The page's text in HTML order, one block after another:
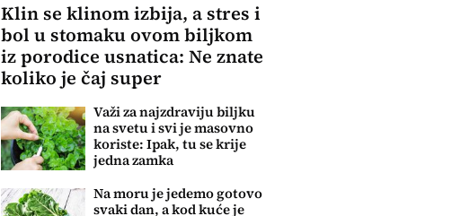
Klin se klinom izbija, a stres i
bol u stomaku ovom biljkom
iz porodice usnatica: Ne znate
koliko je čaj super
Važi za najzdraviju biljku
na svetu i svi je masovno
koriste: Ipak, tu se krije
jedna zamka
Na moru je jedemo gotovo
svaki dan, a kod kuće je